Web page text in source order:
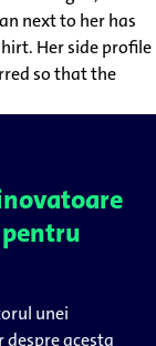
unei
acesta